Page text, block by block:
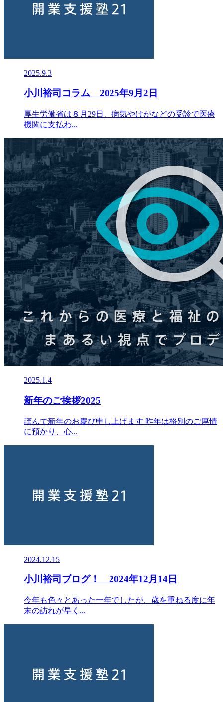
2025.9.3
小川裕司コラム 2025年9月2日
厚生労働省は８月29日、病気やけがなどの受診で医療
機関に支払わ...
2025.1.4
新年のご挨拶2025
謹んで新年のお慶び申し上げます 昨年は格別のご厚情
に預かり、心...
2024.12.15
小川裕司ブログ！ 2024年12月14日
今年も色々とあった一年でしたが、歳を重ねる度に年
末の訪れが早く...